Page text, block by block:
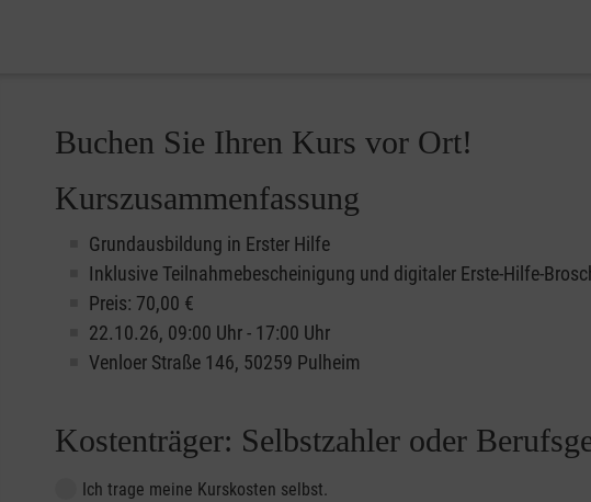
Buchen Sie Ihren Kurs vor Ort!
Kurszusammenfassung
Grundausbildung in Erster Hilfe
Inklusive Teilnahmebescheinigung und digitaler Erste-Hilfe-
Preis: 70,00 €
22.10.26, 09:00 Uhr - 17:00 Uhr
Venloer Straße 146, 50259 Pulheim
Kostenträger: Selbstzahler oder
Ich trage meine Kurskosten selbst.